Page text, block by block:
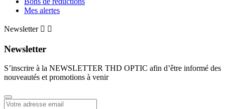
Mes alertes
Newsletter  
Newsletter
S’inscrire à la NEWSLETTER THD OPTIC afin d’être informé des
nouveautés et promotions à venir